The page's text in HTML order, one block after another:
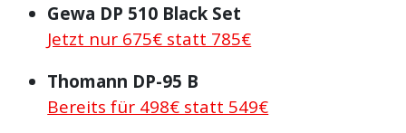
Gewa DP 510 Black Set
Jetzt nur 675€ statt 785€
Thomann DP-95 B
Bereits für 498€ statt 549€